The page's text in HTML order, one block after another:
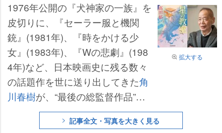
拡大する
1976年公開の『犬神家の一族』を
皮切りに、『セーラー服と機関
銃』(1981年)、『時をかける少
女』(1983年)、『Wの悲劇』(198
4年)など、日本映画史に残る数々
の話題作を世に送り出してきた角
川春樹が、“最後の総監督作品”と
して手がける映画『星の教室』
が、2026年秋に公開されることが
記事全文・写真を大きく見る